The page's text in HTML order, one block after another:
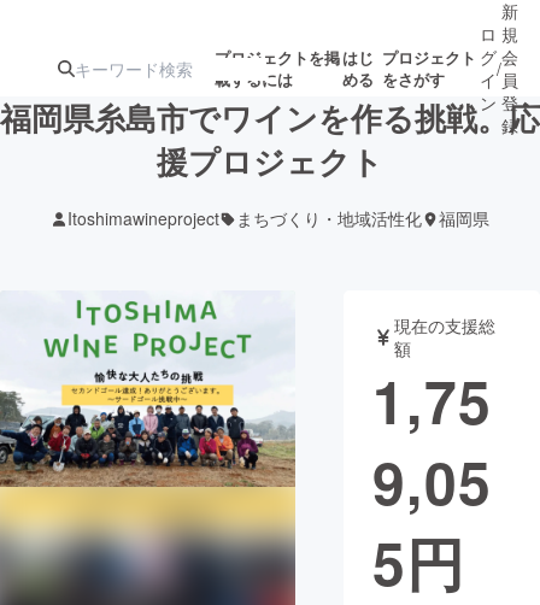
プロジェクトを掲
載するには
はじ
める
プロジェクト
をさがす
ジェクト
ターン
ジェクト
募集終了が近いプ
ロジェクト
もうすぐ公開
されます
アート・写真 音楽
テクノロジー・ガジェット ゲーム・サ
映像・映画
ビジネス・起業
まちづくり・地域活性化
ロ
グ
イ
ン
/
新
規
会
員
登
録
福岡県糸島市でワインを作る挑戦。応
援プロジェクト
Itoshimawineproject まちづくり・地域活性化 福岡県
現在の支援総
額
1,75
9,05
5円